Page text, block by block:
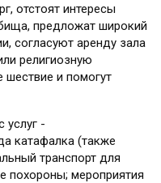
отстоят интересы
предложат широкий
согласуют аренду зала
религиозную
и помогут
услуг -
катафалка (также
транспорт для
похороны; мероприятия